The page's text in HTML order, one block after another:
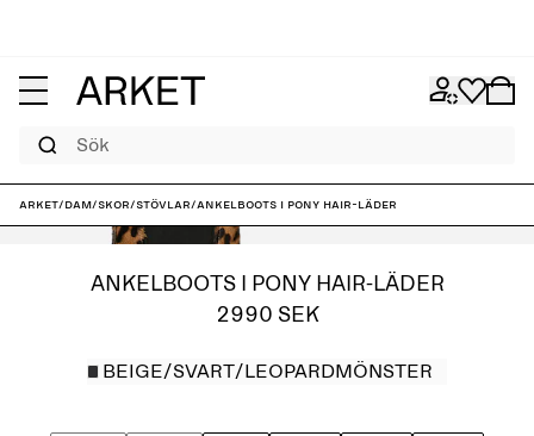
ARKET/Dam/Skor/Stövlar/Ankelboots i pony hair-läder
ANKELBOOTS I PONY HAIR-LÄDER
2990 SEK
BEIGE/SVART/LEOPARDMÖNSTER